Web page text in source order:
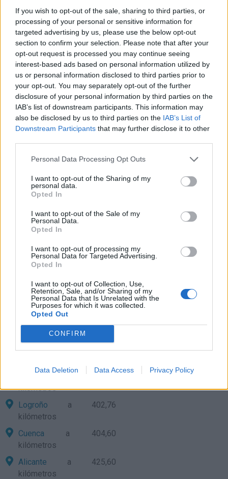
If you wish to opt-out of the sale, sharing to third parties, or
processing of your personal or sensitive information for
targeted advertising by us, please use the below opt-out
section to confirm your selection. Please note that after your
opt-out request is processed you may continue seeing
interest-based ads based on personal information utilized by
us or personal information disclosed to third parties prior to
your opt-out. You may separately opt-out of the further
disclosure of your personal information by third parties on the
IAB’s list of downstream participants. This information may
also be disclosed by us to third parties on the IAB’s List of
Downstream Participants that may further disclose it to other
Personal Data Processing Opt Outs
I want to opt-out of the Sharing of my
personal data.
Opted In
I want to opt-out of the Sale of my
Personal Data.
Opted In
I want to opt-out of processing my
Personal Data for Targeted Advertising.
Opted In
I want to opt-out of Collection, Use,
Retention, Sale, and/or Sharing of my
Personal Data that Is Unrelated with the
Purposes for which it was collected.
Opted Out
CONFIRM
Data Deletion Data Access Privacy Policy
Lliçade Vall
a 5,60
kilómetros
Mollet del Vallèsa 5,84
kilómetros
Alellaa 6,18 kilómetros
Barcelonaa 18,95
kilómetros
Gironaa 67,34 kilómetros
Tarragonaa 97,23
Lleida
a 136,47 kilómetros
221,85 kilómetros
Huescaa 231,12
kilómetros
Castellóna 259,87
Zaragozaa 261,41
kilómetros
Teruela 312,89 kilómetros
Valenciaa 320,84
kilómetros
Pamplonaa 350,16
kilómetros
a 400,21
kilómetros
Logroño a 402,76
kilómetros
Cuenca a 404,60
kilómetros
Alicante a 425,60
kilómetros